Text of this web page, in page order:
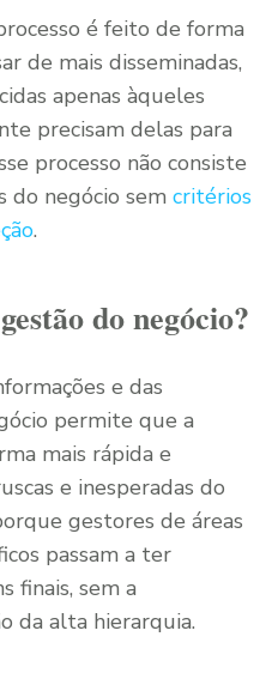
é feito de forma
de mais disseminadas,
apenas àqueles
precisam delas para
processo não consiste
do negócio sem critérios
.
do negócio?
e das
permite que a
mais rápida e
e inesperadas do
gestores de áreas
passam a ter
finais, sem a
da alta hierarquia.